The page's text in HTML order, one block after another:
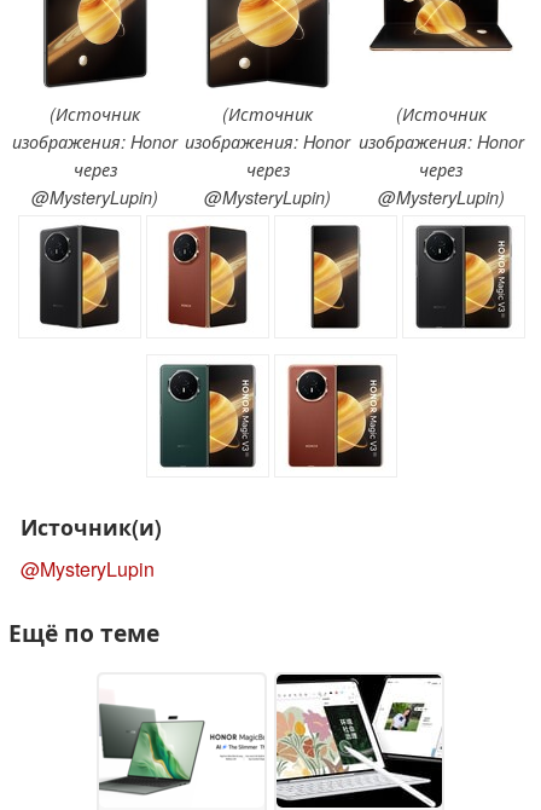
(Источник
изображения: Honor
через
@MysteryLupin)
(Источник
изображения: Honor
через
@MysteryLupin)
(Источник
изображения: Honor
через
@MysteryLupin)
Источник(и)
@MysteryLupin
Ещё по теме